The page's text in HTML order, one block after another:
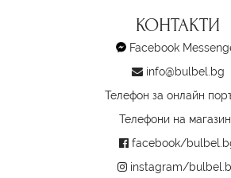
КОНТАКТИ
Facebook
info@bulbel.bg
Телефон за онлайн
Телефони на
facebook/
instagram/